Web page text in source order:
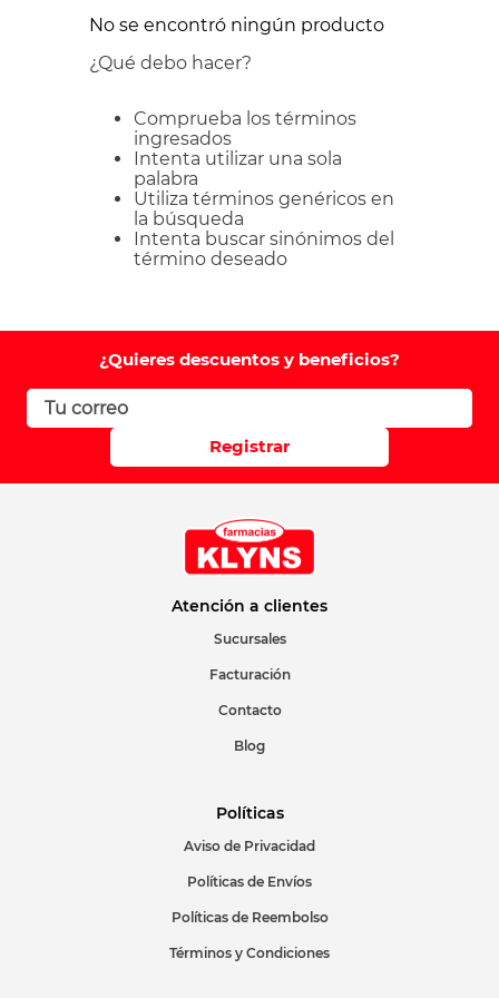
No se encontró ningún producto
¿Qué debo hacer?
Comprueba los términos
ingresados
Intenta utilizar una sola
palabra
Utiliza términos genéricos en
la búsqueda
Intenta buscar sinónimos del
término deseado
¿Quieres descuentos y beneficios?
Registrar
Atención a clientes
Sucursales
Facturación
Contacto
Blog
Políticas
Aviso de Privacidad
Políticas de Envíos
Políticas de Reembolso
Términos y Condiciones